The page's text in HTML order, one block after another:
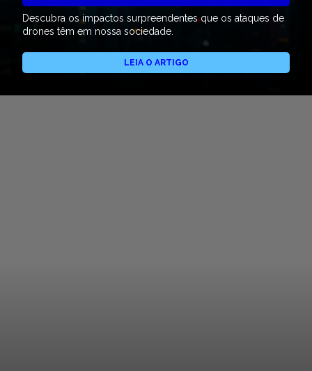
Descubra os impactos surpreendentes que os ataques de
drones têm em nossa sociedade.
LEIA O ARTIGO